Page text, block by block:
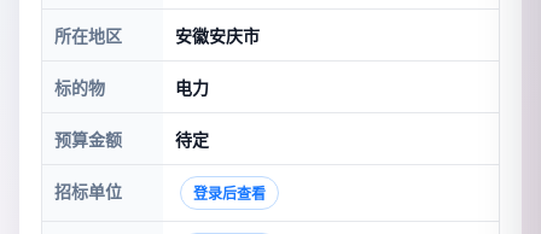
所在地区 安徽安庆市
标的物 电力
预算金额 待定
招标单位 登录后查看